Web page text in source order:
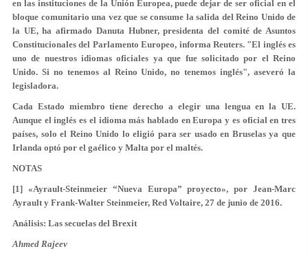
en las instituciones de la Unión Europea, puede dejar de ser oficial en el
bloque comunitario una vez que se consume la salida del Reino Unido de
la UE, ha afirmado Danuta Hubner, presidenta del comité de Asuntos
Constitucionales del Parlamento Europeo, informa Reuters. "El inglés es
uno de nuestros idiomas oficiales ya que fue solicitado por el Reino
Unido. Si no tenemos al Reino Unido, no tenemos inglés", aseveró la
legisladora.
Cada Estado miembro tiene derecho a elegir una lengua en la UE.
Aunque el inglés es el idioma más hablado en Europa y es oficial en tres
países, solo el Reino Unido lo eligió para ser usado en Bruselas ya que
Irlanda optó por el gaélico y Malta por el maltés.
NOTAS
[1] «Ayrault-Steinmeier “Nueva Europa” proyecto», por Jean-Marc
Ayrault y Frank-Walter Steinmeier, Red Voltaire, 27 de junio de 2016.
Análisis: Las secuelas del Brexit
Ahmed Rajeev